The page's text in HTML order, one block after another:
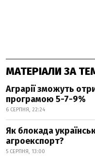
МАТЕРІАЛИ ЗА
Аграрії зможуть
програмою 5-7-9%
6 СЕРПНЯ, 22:24
Як блокада
агроекспорт?
5 СЕРПНЯ, 13:00